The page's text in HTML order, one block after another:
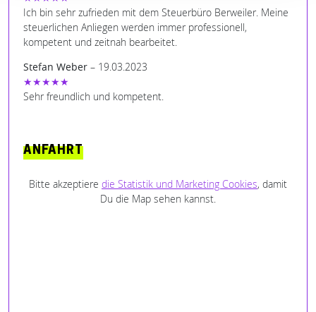
Ich bin sehr zufrieden mit dem Steuerbüro Berweiler. Meine
steuerlichen Anliegen werden immer professionell,
kompetent und zeitnah bearbeitet.
Stefan Weber – 19.03.2023
★★★★★
Sehr freundlich und kompetent.
ANFAHRT
Bitte akzeptiere die Statistik und Marketing Cookies, damit
Du die Map sehen kannst.